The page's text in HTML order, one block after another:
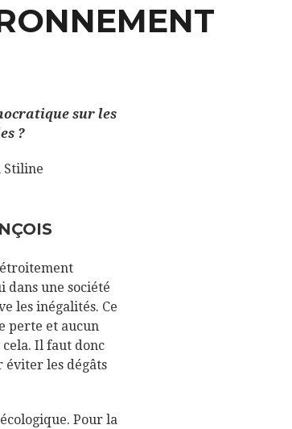
sur les
?
Stiline
étroitement
dans une société
les inégalités. Ce
perte et aucun
Il faut donc
les dégâts
Pour la